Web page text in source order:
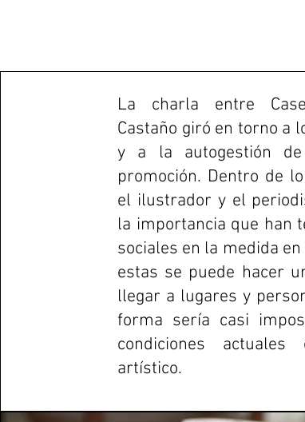
La charla entre
Castaño giró en torno a
y a la autogestión
promoción. Dentro de
el ilustrador y el
la importancia que han
sociales en la medida
estas se puede hacer
llegar a lugares y
forma sería casi
condiciones actuales
artístico.